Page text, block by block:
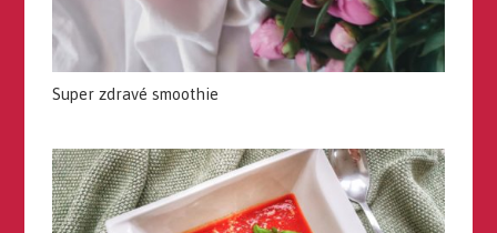
Super zdravé smoothie